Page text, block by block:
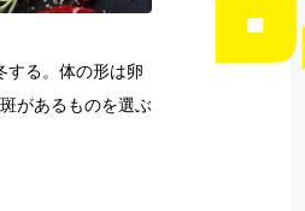
する。体の形は卵
があるものを選ぶ